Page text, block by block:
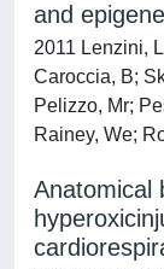
and
2011 Lenzini,
Caroccia, B;
Pelizzo, Mr;
Rainey, We;
Anatomical